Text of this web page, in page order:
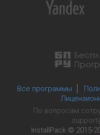
Все программы
По вопросам
InstallPack © 2015-